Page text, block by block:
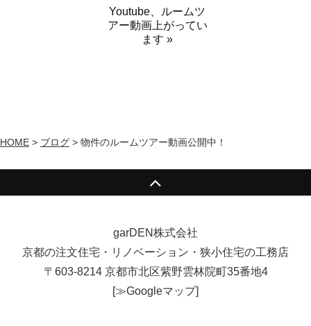
Youtube、ルームツ
アー動画上がってい
ます »
HOME > ブログ > 物件のルームツアー動画公開中！
garDEN株式会社
京都の注文住宅・リノベーション・狭小住宅の工務店
〒603-8214 京都市北区紫野雲林院町35番地4
[≫Googleマップ]